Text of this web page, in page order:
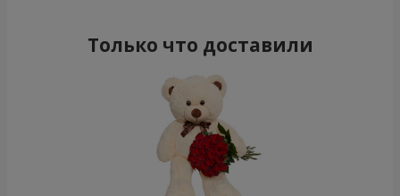
Только что доставили